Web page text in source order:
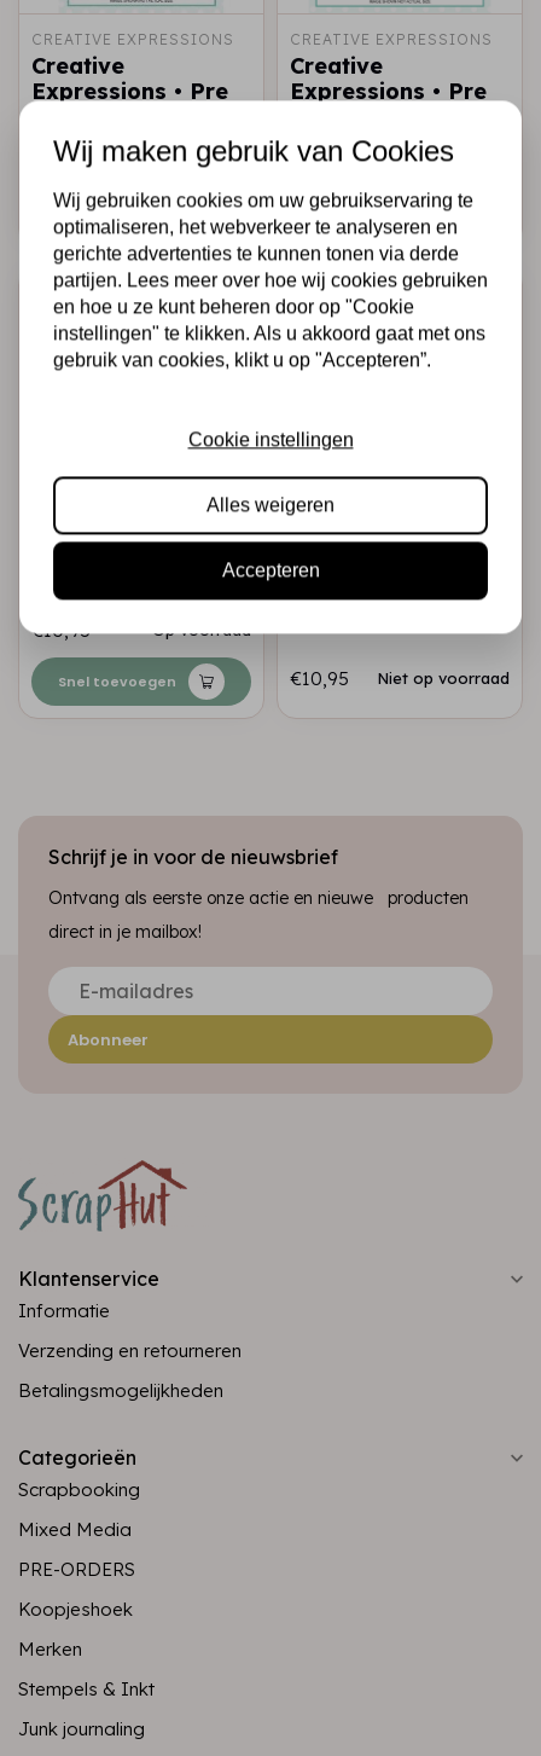
CREATIVE EXPRESSIONS
Creative
Expressions • Pre
€10,95 Op voorraad
Snel toevoegen
CREATIVE EXPRESSIONS
Creative
Expressions • Pre
€10,95 Op voorraad
Snel toevoegen
CREATIVE EXPRESSIONS
Creative
Expressions • Pre
cut stamp Zebra
€10,95 Op voorraad
Snel toevoegen
CREATIVE EXPRESSIONS
Creative
Expressions • Pre
cut stamp Giraffe
€10,95 Niet op voorraad
Schrijf je in voor de nieuwsbrief
Ontvang als eerste onze actie en nieuwe producten
direct in je mailbox!
Abonneer
Klantenservice
Informatie
Verzending en retourneren
Betalingsmogelijkheden
Categorieën
Scrapbooking
Mixed Media
PRE-ORDERS
Koopjeshoek
Merken
Stempels & Inkt
Junk journaling
Wij maken gebruik van Cookies
Wij gebruiken cookies om uw gebruikservaring te
optimaliseren, het webverkeer te analyseren en
gerichte advertenties te kunnen tonen via derde
partijen. Lees meer over hoe wij cookies gebruiken
en hoe u ze kunt beheren door op "Cookie
instellingen" te klikken. Als u akkoord gaat met ons
gebruik van cookies, klikt u op "Accepteren”.
Cookie instellingen
Alles weigeren
Accepteren